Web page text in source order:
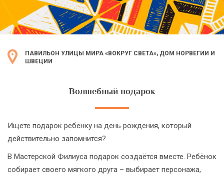
ПАВИЛЬОН УЛИЦЫ МИРА «ВОКРУГ СВЕТА», ДОМ НОРВЕГИИ И
ШВЕЦИИ
Волшебный подарок
Ищете подарок ребёнку на день рождения, который
действительно запомнится?
В Мастерской Филиуса подарок создаётся вместе. Ребёнок
собирает своего мягкого друга – выбирает персонажа,